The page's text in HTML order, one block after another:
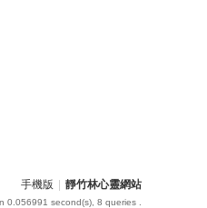
手機版 靜竹林心靈網站
0.056991 second(s), 8 queries .